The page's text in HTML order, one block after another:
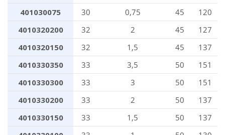
401030075
30 0,75 45
120
4010320200
32 2 45
127
4010320150
32 1,5 45
137
4010330350
33 3,5 50
151
4010330300
33 3 50
151
4010330200
33 2 50
137
4010330150
33 1,5 50
137